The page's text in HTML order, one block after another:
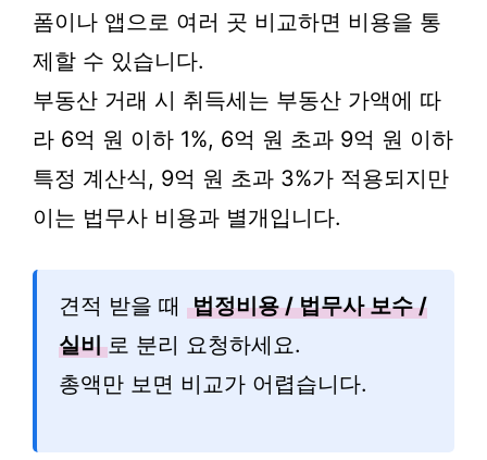
폼이나 앱으로 여러 곳 비교하면 비용을 통
제할 수 있습니다.
부동산 거래 시 취득세는 부동산 가액에 따
라 6억 원 이하 1%, 6억 원 초과 9억 원 이하
특정 계산식, 9억 원 초과 3%가 적용되지만
이는 법무사 비용과 별개입니다.
견적 받을 때 법정비용 / 법무사 보수 /
실비 로 분리 요청하세요.
총액만 보면 비교가 어렵습니다.